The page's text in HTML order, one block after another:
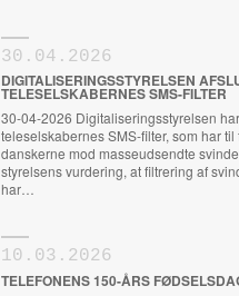
30.04.2026
DIGITALISERINGSSTYRELSEN
TELESELSKABERNES SMS-FILTER
30-04-2026 Digitaliseringsstyrelsen
teleselskabernes SMS-filter, som har til
danskerne mod masseudsendte
styrelsens vurdering, at filtrering af
har…
10.03.2026
TELEFONENS 150-ÅRS